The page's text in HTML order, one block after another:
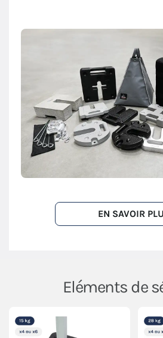
EN SAVOIR
Eléments de